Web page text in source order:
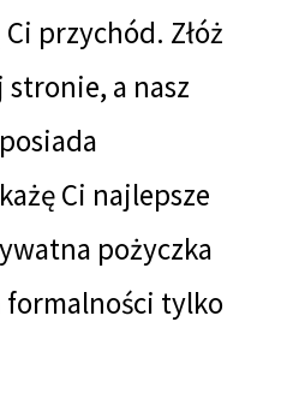
przychód. Złóż
a nasz
Ci najlepsze
pożyczka
tylko